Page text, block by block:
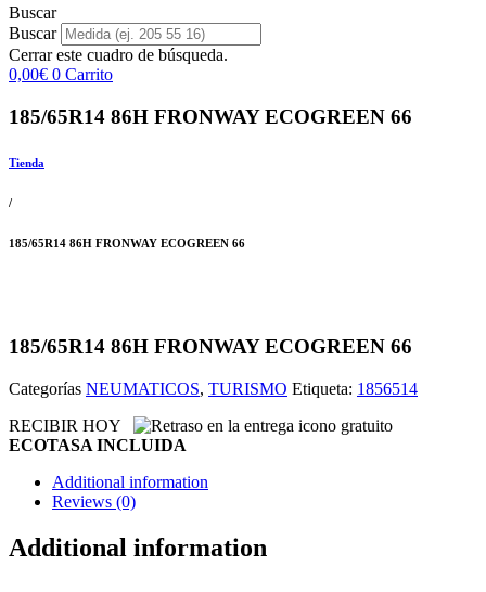
Buscar
Buscar
Cerrar este cuadro de búsqueda.
0,00€ 0 Carrito
185/65R14 86H FRONWAY ECOGREEN 66
Tienda
/
185/65R14 86H FRONWAY ECOGREEN 66
185/65R14 86H FRONWAY ECOGREEN 66
Categorías NEUMATICOS, TURISMO Etiqueta: 1856514
RECIBIR HOY
ECOTASA INCLUIDA
Additional information
Reviews (0)
Additional information